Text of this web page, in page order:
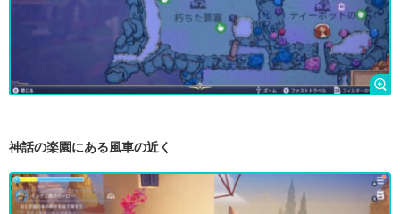
神話の楽園にある風車の近く